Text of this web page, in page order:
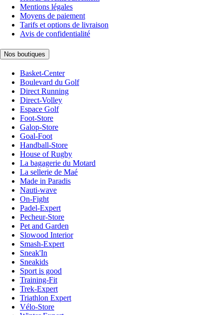
Mentions légales
Moyens de paiement
Tarifs et options de livraison
Avis de confidentialité
Nos boutiques
Basket-Center
Boulevard du Golf
Direct Running
Direct-Volley
Espace Golf
Foot-Store
Galop-Store
Goal-Foot
Handball-Store
House of Rugby
La bagagerie du Motard
La sellerie de Maé
Made in Paradis
Nauti-wave
On-Fight
Padel-Expert
Pecheur-Store
Pet and Garden
Slowood Interior
Smash-Expert
Sneak'In
Sneakids
Sport is good
Training-Fit
Trek-Expert
Triathlon Expert
Vélo-Store